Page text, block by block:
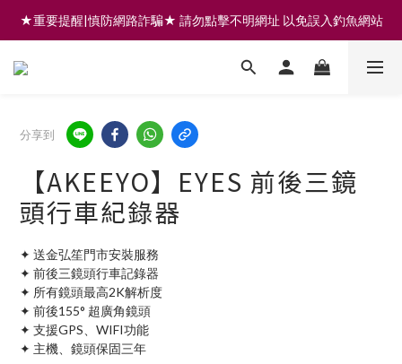
註冊會員享200元購物金 | 全館滿999免運 | 可門市取貨/安裝
★重要提醒|慎防網路詐騙★ 請勿點擊不明網址 以免誤入釣魚網站
註冊會員享200元購物金 | 全館滿999免運 | 可門市取貨/安裝
分享到
【AKEEYO】EYES 前後三鏡
頭行車紀錄器
✦ 送金弘笙門市安裝服務
✦ 前後三鏡頭行車記錄器
✦ 所有鏡頭最高2K解析度
✦ 前後155° 超廣角鏡頭
✦ 支援GPS、WIFI功能
✦ 主機、鏡頭保固三年